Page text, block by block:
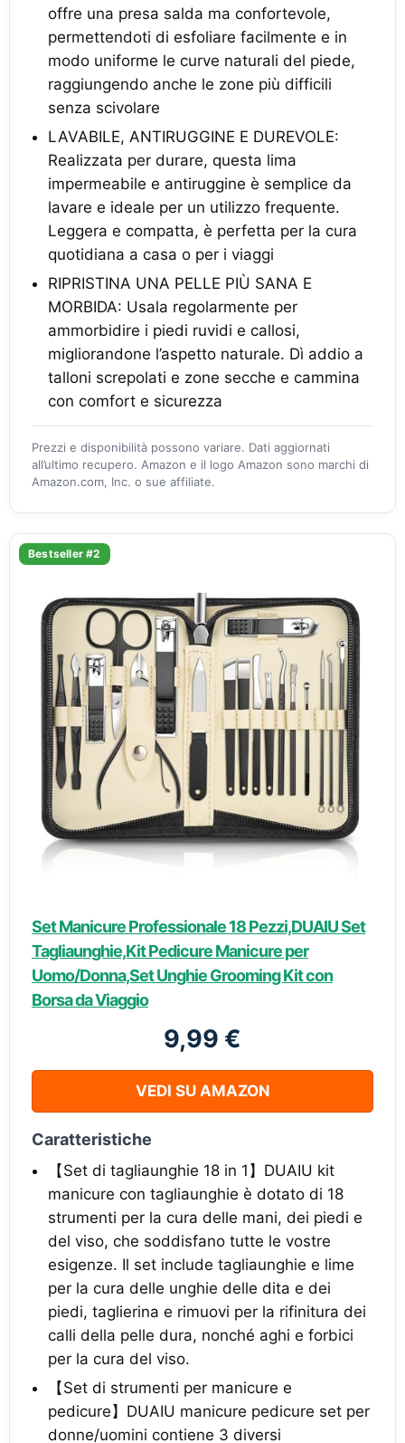
offre una presa salda ma confortevole,
permettendoti di esfoliare facilmente e in
modo uniforme le curve naturali del piede,
raggiungendo anche le zone più difficili
senza scivolare
LAVABILE, ANTIRUGGINE E DUREVOLE:
Realizzata per durare, questa lima
impermeabile e antiruggine è semplice da
lavare e ideale per un utilizzo frequente.
Leggera e compatta, è perfetta per la cura
quotidiana a casa o per i viaggi
RIPRISTINA UNA PELLE PIÙ SANA E
MORBIDA: Usala regolarmente per
ammorbidire i piedi ruvidi e callosi,
migliorandone l’aspetto naturale. Dì addio a
talloni screpolati e zone secche e cammina
con comfort e sicurezza
Prezzi e disponibilità possono variare. Dati aggiornati
all’ultimo recupero. Amazon e il logo Amazon sono marchi di
Amazon.com, Inc. o sue affiliate.
Bestseller #2
Set Manicure Professionale 18 Pezzi,DUAIU Set
Tagliaunghie,Kit Pedicure Manicure per
Uomo/Donna,Set Unghie Grooming Kit con
Borsa da Viaggio
9,99 €
VEDI SU AMAZON
Caratteristiche
【Set di tagliaunghie 18 in 1】DUAIU kit
manicure con tagliaunghie è dotato di 18
strumenti per la cura delle mani, dei piedi e
del viso, che soddisfano tutte le vostre
esigenze. Il set include tagliaunghie e lime
per la cura delle unghie delle dita e dei
piedi, taglierina e rimuovi per la rifinitura dei
calli della pelle dura, nonché aghi e forbici
per la cura del viso.
【Set di strumenti per manicure e
pedicure】DUAIU manicure pedicure set per
donne/uomini contiene 3 diversi